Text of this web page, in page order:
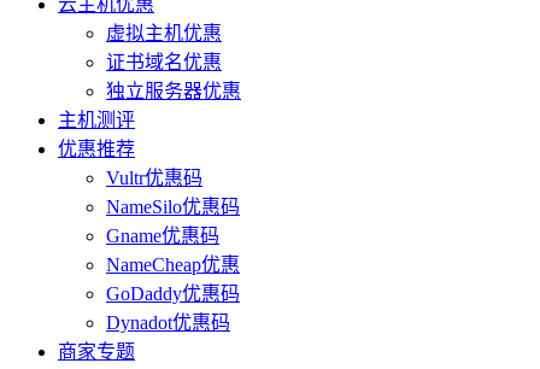
云主机优惠
虚拟主机优惠
证书域名优惠
独立服务器优惠
主机测评
优惠推荐
Vultr优惠码
NameSilo优惠码
Gname优惠码
NameCheap优惠
GoDaddy优惠码
Dynadot优惠码
商家专题